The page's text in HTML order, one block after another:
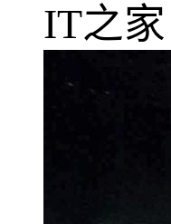
IT之家